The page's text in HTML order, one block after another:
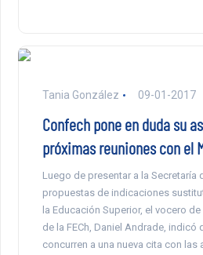
Tania González 09-01-2017
Confech pone en duda su
próximas reuniones con el
Luego de presentar a la Secretaría
propuestas de indicaciones
la Educación Superior, el vocero
de la FECh, Daniel Andrade, indicó
concurren a una nueva cita con